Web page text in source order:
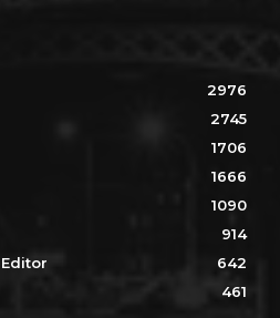
2976
2745
1706
1666
1090
914
642
461